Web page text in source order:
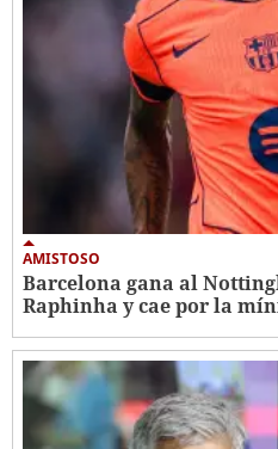
AMISTOSO
Barcelona gana al
Raphinha y cae por la